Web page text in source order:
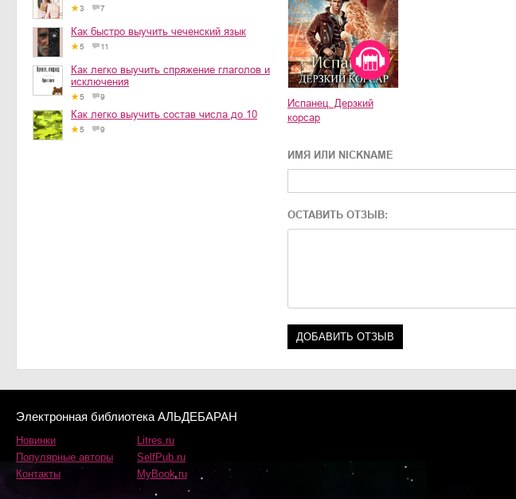
3 7
Как быстро выучить чеченский язык
5 11
Как легко выучить спряжение глаголов и
исключения
5 9
Как легко выучить состав числа до 10
5 9
Испанец. Дерзкий
корсар
ИМЯ ИЛИ NICKNAME
ОСТАВИТЬ ОТЗЫВ:
Электронная библиотека АЛЬДЕБАРАН
Новинки
Популярные авторы
Контакты
Litres.ru
SelfPub.ru
MyBook.ru